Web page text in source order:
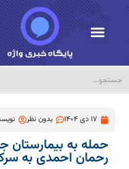
17 دی 1404 بدون نظر
حمله به
رحمان احمدی به